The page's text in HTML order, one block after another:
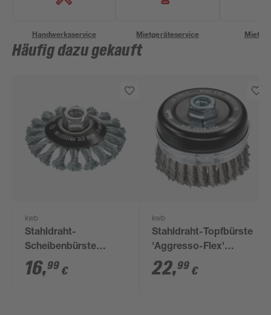
Handwerksservice Mietgeräteservice
Häufig dazu gekauft
kwb
Stahldraht-
Scheibenbürste
'Aggresso-Flex'
gezopft Ø 100 mm
16,99 €
kwb
Stahldraht-Topfbürste
'Aggresso-Flex'
gewellt Ø 100 mm
22,99 €